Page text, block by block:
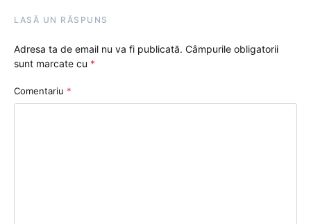
LASĂ UN RĂSPUNS
Adresa ta de email nu va fi publicată. Câmpurile obligatorii
sunt marcate cu *
Comentariu *